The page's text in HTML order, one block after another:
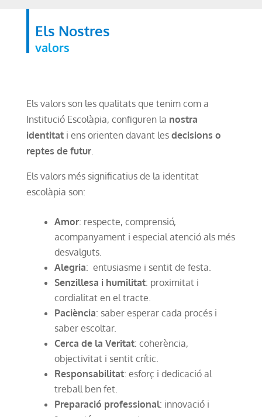
Els Nostres
valors
Els valors son les qualitats que tenim com a
Institució Escolàpia, configuren la nostra
identitati ens orienten davant les decisions o
reptes de futur.
Els valors més significatius de la identitat
escolàpia son:
Amor: respecte, comprensió,
acompanyament i especial atenció als més
desvalguts.
Alegria: entusiasme i sentit de festa.
Senzillesa i humilitat: proximitat i
cordialitat en el tracte.
Paciència: saber esperar cada procés i
saber escoltar.
Cerca de la Veritat: coherència,
objectivitat i sentit crític.
Responsabilitat: esforç i dedicació al
treball ben fet.
Preparació professional: innovació i